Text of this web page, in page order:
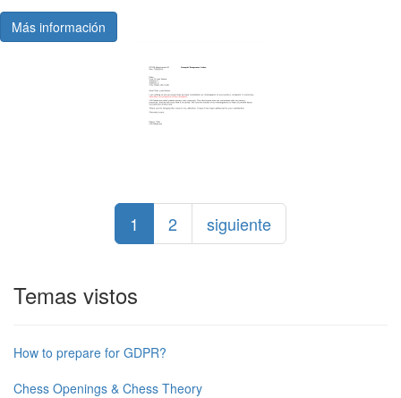
Más información
1 2 siguiente
Temas vistos
How to prepare for GDPR?
Chess Openings & Chess Theory